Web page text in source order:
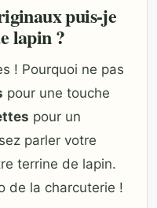
puis-je
lapin ?
! Pourquoi ne pas
pour une touche
pour un
parler votre
terrine de lapin.
de la charcuterie !